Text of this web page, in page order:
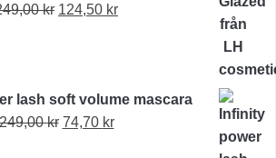
kr Det
249,00 kr.
124,50 krDet
124,50 kr.
lash soft volume mascara
kr Det
74,70 krDet